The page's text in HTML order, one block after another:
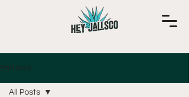
Entrada
All Posts